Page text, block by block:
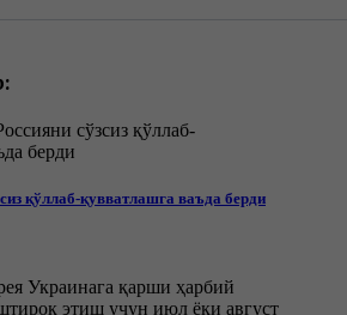
қўллаб-қувватлашга ваъда берди